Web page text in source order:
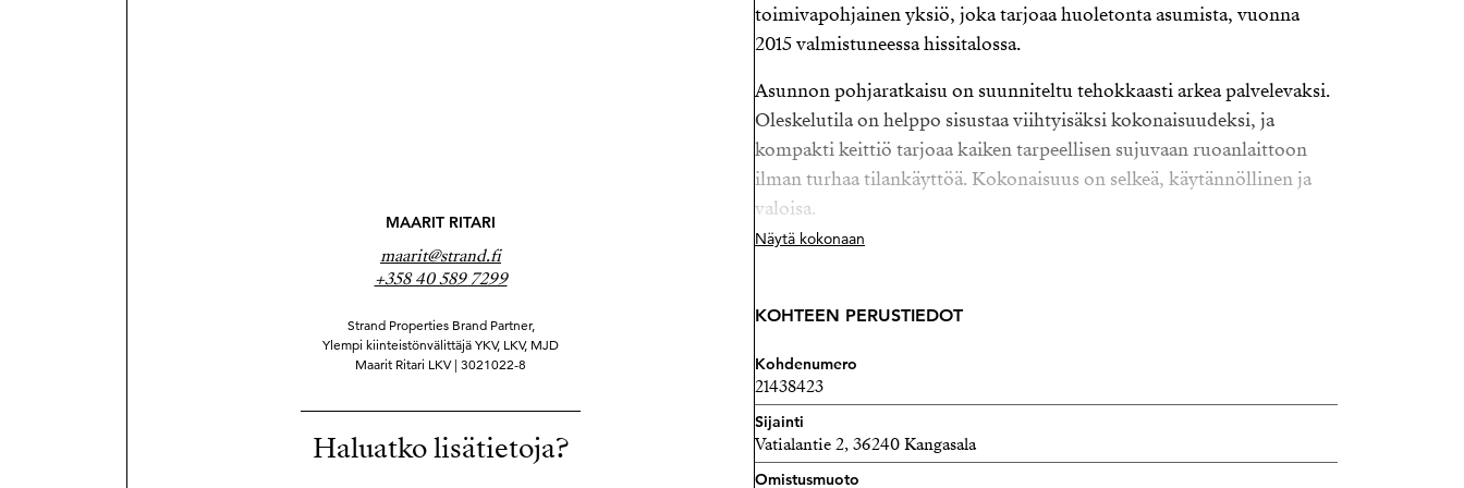
MAARIT RITARI
maarit@strand.fi
+358 40 589 7299
Strand Properties Brand Partner,
Ylempi kiinteistönvälittäjä YKV, LKV, MJD
Maarit Ritari LKV | 3021022-8
Haluatko lisätietoja?
toimivapohjainen yksiö, joka tarjoaa huoletonta asumista, vuonna
2015 valmistuneessa hissitalossa.
Asunnon pohjaratkaisu on suunniteltu tehokkaasti arkea palvelevaksi.
Oleskelutila on helppo sisustaa viihtyisäksi kokonaisuudeksi, ja
kompakti keittiö tarjoaa kaiken tarpeellisen sujuvaan ruoanlaittoon
ilman turhaa tilankäyttöä. Kokonaisuus on selkeä, käytännöllinen ja
valoisa.
Moderni taloyhtiö tuo asumiseen vaivattomuutta – ei suuria
Vatialassa tarjoaa hyvät kulkuyhteydet sekä sujuvan arjen
Tämä koti on erinomainen valinta niin sijoittajalle kuin ensiasunnon
ostajalle – helppo vuokrattavuus, moderni ilme ja toimiva
kokonaisuus tekevät siitä varman ja järkevän valinnan.
Näytä kokonaan
KOHTEEN PERUSTIEDOT
Kohdenumero
21438423
Sijainti
Vatialantie 2, 36240 Kangasala
Omistusmuoto